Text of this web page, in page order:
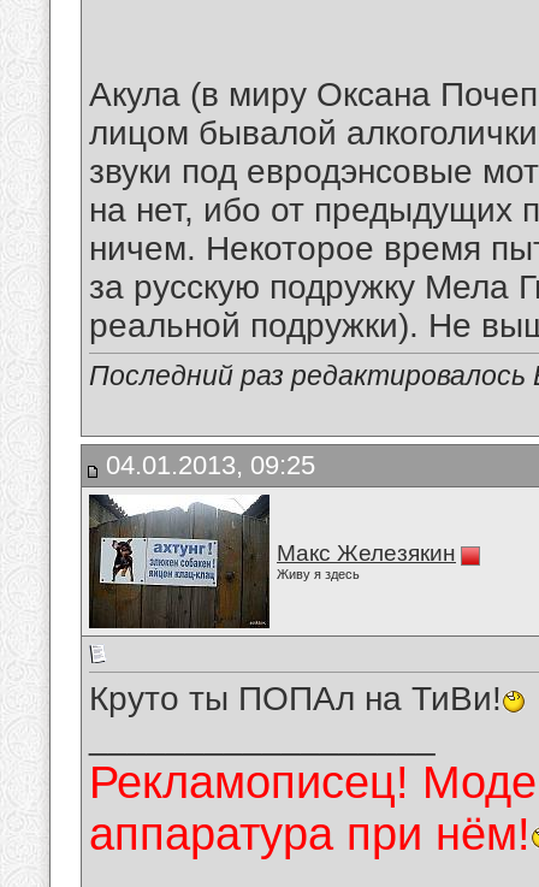
Акула (в миру Оксана
лицом бывалой
звуки под евродэнсовые
на нет, ибо от предыдущих
ничем. Некоторое время
за русскую подружку Мела
реальной подружки). Не
Последний раз
04.01.2013, 09:25
Макс Железякин
Живу я здесь
Круто ты ПОПАл на ТиВи!
Рекламописец!
аппаратура при нём!